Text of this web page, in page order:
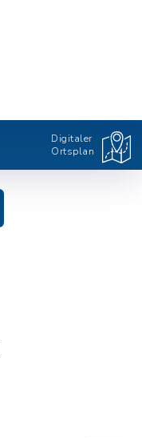
Digitaler
Ortsplan